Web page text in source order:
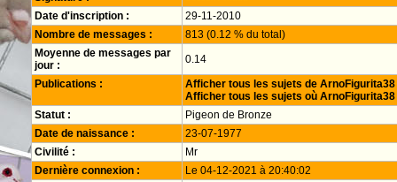
Date d'inscription :
29-11-2010
Nombre de messages :
813 (0.12 % du total)
Moyenne de messages par
jour :
0.14
Publications :
Afficher tous les sujets de ArnoFigurita38
Afficher tous les sujets où
Statut :
Pigeon de Bronze
Date de naissance :
23-07-1977
Civilité :
Mr
Dernière connexion :
Le 04-12-2021 à 20:40:02